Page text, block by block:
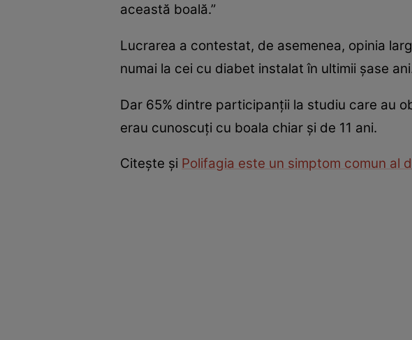
această boală.”
Lucrarea a contestat, de asemenea, opinia
numai la cei cu diabet instalat în ultimii șase
Dar 65% dintre participanții la studiu care au
erau cunoscuți cu boala chiar și de 11 ani.
Citește și Polifagia este un simptom comun al